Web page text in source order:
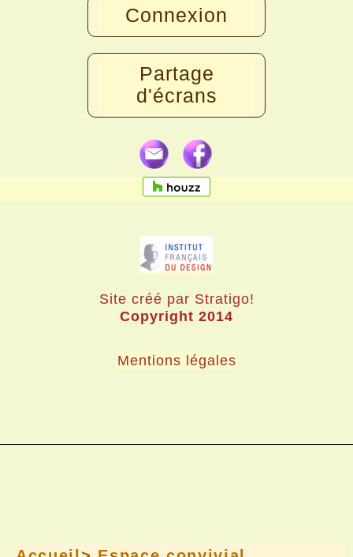
Connexion
Partage
d'écrans
Site créé par Stratigo!
Copyright 2014
Mentions légales